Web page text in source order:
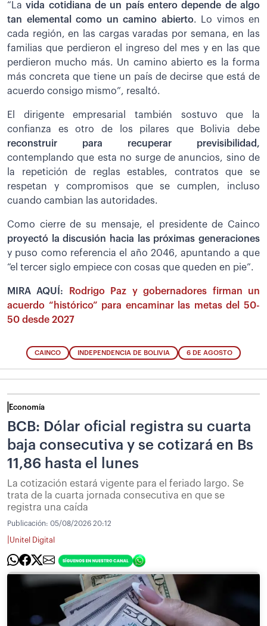
“La vida cotidiana de un país entero depende de algo
tan elemental como un camino abierto. Lo vimos en
cada región, en las cargas varadas por semana, en las
familias que perdieron el ingreso del mes y en las que
perdieron mucho más. Un camino abierto es la forma
más concreta que tiene un país de decirse que está de
acuerdo consigo mismo”, resaltó.
El dirigente empresarial también sostuvo que la
confianza es otro de los pilares que Bolivia debe
reconstruir para recuperar previsibilidad,
contemplando que esta no surge de anuncios, sino de
la repetición de reglas estables, contratos que se
respetan y compromisos que se cumplen, incluso
cuando cambian las autoridades.
Como cierre de su mensaje, el presidente de Cainco
proyectó la discusión hacia las próximas generaciones
y puso como referencia el año 2046, apuntando a que
“el tercer siglo empiece con cosas que queden en pie”.
MIRA AQUÍ:
Rodrigo Paz y gobernadores firman un
acuerdo “histórico” para encaminar las metas del 50-
50 desde 2027
CAINCO INDEPENDENCIA DE BOLIVIA 6 DE AGOSTO
Economía
BCB: Dólar oficial registra su cuarta
baja consecutiva y se cotizará en Bs
11,86 hasta el lunes
La cotización estará vigente para el feriado largo. Se
trata de la cuarta jornada consecutiva en que se
registra una caída
Publicación: 05/08/2026 20:12
Unitel Digital